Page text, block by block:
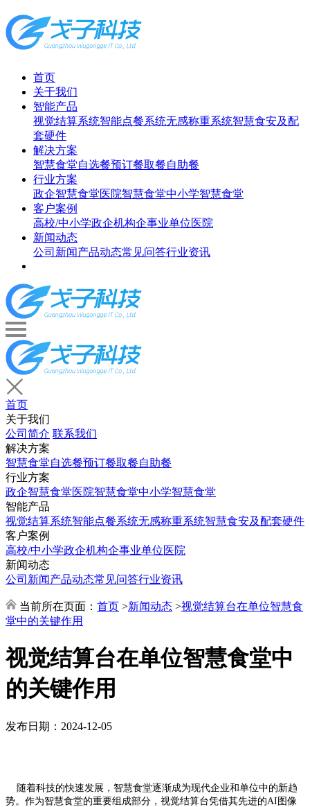
首页
关于我们
智能产品
视觉结算系统智能点餐系统无感称重系统智慧食安及配
套硬件
解决方案
智慧食堂自选餐预订餐取餐自助餐
行业方案
政企智慧食堂医院智慧食堂中小学智慧食堂
客户案例
高校/中小学政企机构企事业单位医院
新闻动态
公司新闻产品动态常见问答行业资讯
首页
关于我们
公司简介 联系我们
解决方案
智慧食堂自选餐预订餐取餐自助餐
行业方案
政企智慧食堂医院智慧食堂中小学智慧食堂
智能产品
视觉结算系统智能点餐系统无感称重系统智慧食安及配套硬件
客户案例
高校/中小学政企机构企事业单位医院
新闻动态
公司新闻产品动态常见问答行业资讯
当前所在页面： 首页 >新闻动态 >视觉结算台在单位智慧食
堂中的关键作用
视觉结算台在单位智慧食堂中
的关键作用
发布日期：2024-12-05
随着科技的快速发展，智慧食堂逐渐成为现代企业和单位中的新趋
势。作为智慧食堂的重要组成部分，视觉结算台凭借其先进的AI图像